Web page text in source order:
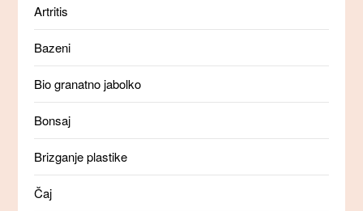
Artritis
Bazeni
Bio granatno jabolko
Bonsaj
Brizganje plastike
Čaj